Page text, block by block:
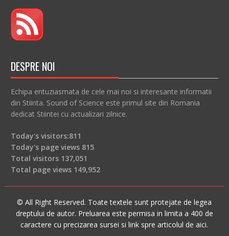
DESPRE NOI
Echipa entuziasmata de cele mai noi si interesante informatii
din Stiinta. Sound of Science este primul site din Romania
dedicat Stiintei cu actualizari zilnice.
Today's visitors:811
Today's page views 815
Total visitors 137,051
Total page views 149,952
© All Right Reserved. Toate textele sunt protejate de legea
dreptului de autor. Preluarea este permisa in limita a 400 de
caractere cu precizarea sursei si link spre articolul de aici.